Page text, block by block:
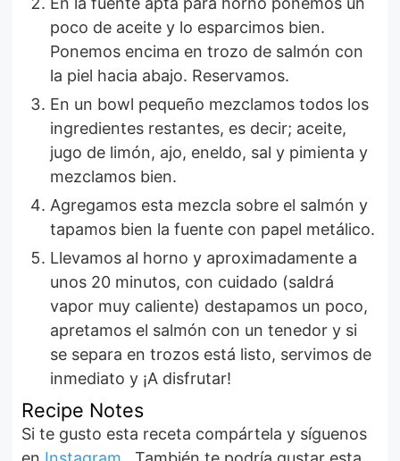
poco de aceite y lo esparcimos bien.
Ponemos encima en trozo de salmón con
la piel hacia abajo. Reservamos.
En un bowl pequeño mezclamos todos los
ingredientes restantes, es decir; aceite,
jugo de limón, ajo, eneldo, sal y pimienta y
mezclamos bien.
Agregamos esta mezcla sobre el salmón y
tapamos bien la fuente con papel metálico.
Llevamos al horno y aproximadamente a
unos 20 minutos, con cuidado (saldrá
vapor muy caliente) destapamos un poco,
apretamos el salmón con un tenedor y si
se separa en trozos está listo, servimos de
inmediato y ¡A disfrutar!
Recipe Notes
Si te gusto esta receta compártela y síguenos